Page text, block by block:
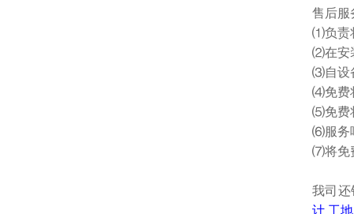
售后
⑴负责
⑵在安
⑶自设
⑷免费
⑸免费
⑹服务
⑺将免
我司
计 工